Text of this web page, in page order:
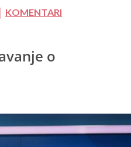
KOMENTARI
o